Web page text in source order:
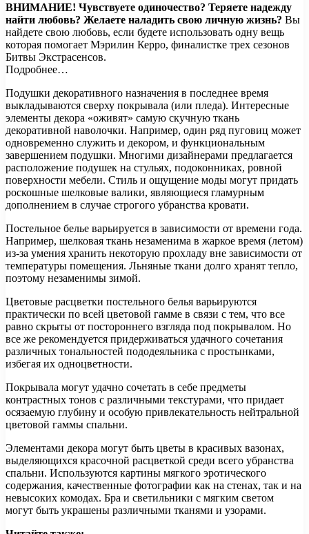
ВНИМАНИЕ! Чувствуете одиночество? Теряете надежду
найти любовь? Желаете наладить свою личную жизнь? Вы
найдете свою любовь, если будете использовать одну вещь
которая помогает Мэрилин Керро, финалистке трех сезонов
Битвы Экстрасенсов.
Подробнее…
Подушки декоративного назначения в последнее время
выкладываются сверху покрывала (или пледа). Интересные
элементы декора «оживят» самую скучную ткань
декоративной наволочки. Например, один ряд пуговиц может
одновременно служить и декором, и функциональным
завершением подушки. Многими дизайнерами предлагается
расположение подушек на стульях, подоконниках, ровной
поверхности мебели. Стиль и ощущение моды могут придать
роскошные шелковые валики, являющиеся гламурным
дополнением в случае строгого убранства кровати.
Постельное белье варьируется в зависимости от времени года.
Например, шелковая ткань незаменима в жаркое время (летом)
из-за умения хранить некоторую прохладу вне зависимости от
температуры помещения. Льняные ткани долго хранят тепло,
поэтому незаменимы зимой.
Цветовые расцветки постельного белья варьируются
практически по всей цветовой гамме в связи с тем, что все
равно скрыты от постороннего взгляда под покрывалом. Но
все же рекомендуется придерживаться удачного сочетания
различных тональностей пододеяльника с простынками,
избегая их одноцветности.
Покрывала могут удачно сочетать в себе предметы
контрастных тонов с различными текстурами, что придает
осязаемую глубину и особую привлекательность нейтральной
цветовой гаммы спальни.
Элементами декора могут быть цветы в красивых вазонах,
выделяющихся красочной расцветкой среди всего убранства
спальни. Используются картины мягкого эротического
содержания, качественные фотографии как на стенах, так и на
невысоких комодах. Бра и светильники с мягким светом
могут быть украшены различными тканями и узорами.